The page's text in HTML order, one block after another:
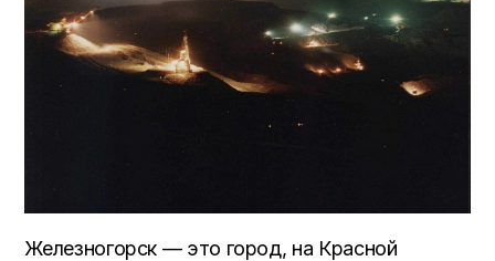
Железногорск — это город, на Красной